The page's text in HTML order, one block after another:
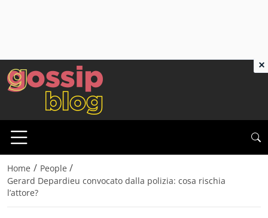
Home / People /
Gerard Depardieu convocato dalla polizia: cosa rischia
l’attore?
×